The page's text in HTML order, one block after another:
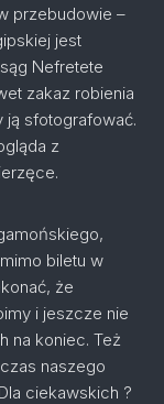
przebudowie –
jest
Nefretete
zakaz robienia
ją sfotografować.
z
biletu w
że
i jeszcze nie
na koniec. Też
naszego
ciekawskich ?